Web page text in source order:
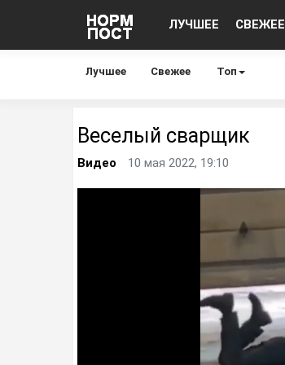
ЛУЧШЕЕ СВЕЖЕЕ
Лучшее Свежее Топ
Веселый сварщик
Видео 10 мая 2022, 19:10